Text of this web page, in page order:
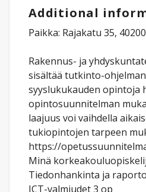
Additional
Paikka: Rajakatu 35,
Rakennus- ja
sisältää tutkinto-
syyslukukauden opintoja
opintosuunnitelman
laajuus voi vaihdella
tukiopintojen tarpeen
https://
Minä
Tiedonhankinta ja
ICT-valmiudet 3 op